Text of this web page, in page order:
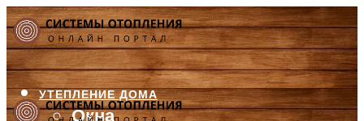
УТЕПЛЕНИЕ ДОМА
Окна